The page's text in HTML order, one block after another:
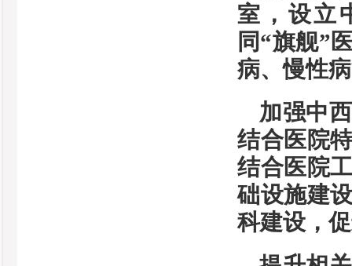
室，设立
同“旗舰”
病、慢性
加强中
结合医院
结合医院
础设施建
科建设，